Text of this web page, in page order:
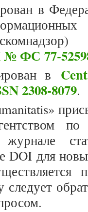
в
№ ФС 77-
в
2308-8079.
DOI для
следует